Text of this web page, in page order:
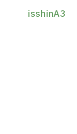
isshinA3